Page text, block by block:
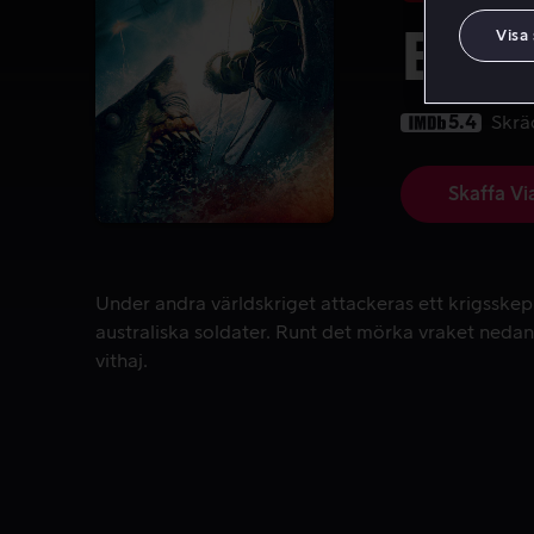
5.4
Skaffa
Under andra världskriget attackeras ett
Under andra världskriget attackeras ett
australiska soldater. Runt det mörka vraket
vithaj.
Visa